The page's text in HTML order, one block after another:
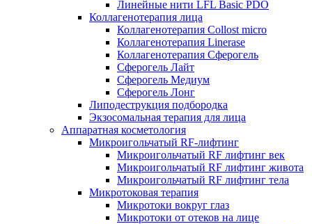
Линейные нити LFL Basic PDO
Коллагенотерапия лица
Коллагенотерапия Collost micro
Коллагенотерапия Linerase
Коллагенотерапия Сферогель
Сферогель Лайт
Сферогель Медиум
Сферогель Лонг
Липодеструкция подбородка
Экзосомальная терапия для лица
Аппаратная косметология
Микроигольчатый RF-лифтинг
Микроигольчатый RF лифтинг век
Микроигольчатый RF лифтинг живота
Микроигольчатый RF лифтинг тела
Микротоковая терапия
Микротоки вокруг глаз
Микротоки от отеков на лице